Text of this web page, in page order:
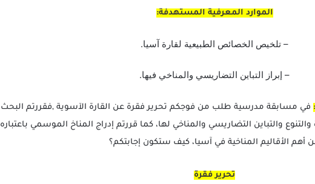
الموارد المعرفية المستهدفة:
– تلخيص الخصائص الطبيعية لقارة آسيا.
– إبراز التباين التضاريسي والمناخي فيها.
في مسابقة مدرسية طلب من فوجكم تحرير فقرة عن القارة الآسوية ,فقررتم البحث
والتباين التضاريسي والمناخي لها، كما قررتم إدراج المناخ الموسمي باعتباره
أهم الأقاليم المناخية في آسيا، كيف ستكون إجابتكم؟
تحرير فقرة